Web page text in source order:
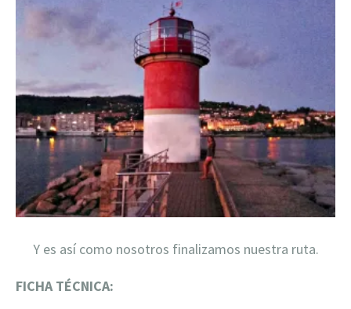
Y es así como nosotros finalizamos nuestra ruta.
FICHA TÉCNICA: